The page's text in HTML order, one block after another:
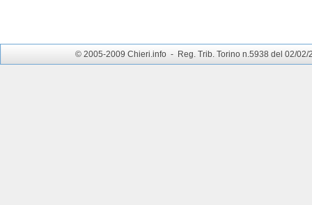
© 2005-2009 Chieri.info - Reg. Trib. Torino n.5938 del 02/02/